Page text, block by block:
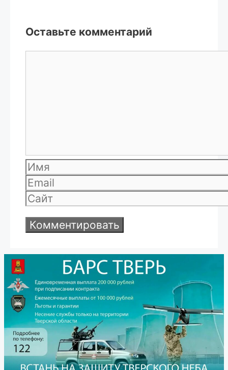
Оставьте комментарий
Имя
Email
Сайт